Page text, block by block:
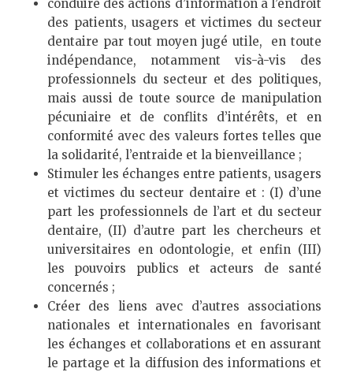
conduire des actions d’information à l’endroit
des patients, usagers et victimes du secteur
dentaire par tout moyen jugé utile, en toute
indépendance, notamment vis-à-vis des
professionnels du secteur et des politiques,
mais aussi de toute source de manipulation
pécuniaire et de conflits d’intérêts, et en
conformité avec des valeurs fortes telles que
la solidarité, l’entraide et la bienveillance ;
Stimuler les échanges entre patients, usagers
et victimes du secteur dentaire et : (I) d’une
part les professionnels de l’art et du secteur
dentaire, (II) d’autre part les chercheurs et
universitaires en odontologie, et enfin (III)
les pouvoirs publics et acteurs de santé
concernés ;
Créer des liens avec d’autres associations
nationales et internationales en favorisant
les échanges et collaborations et en assurant
le partage et la diffusion des informations et